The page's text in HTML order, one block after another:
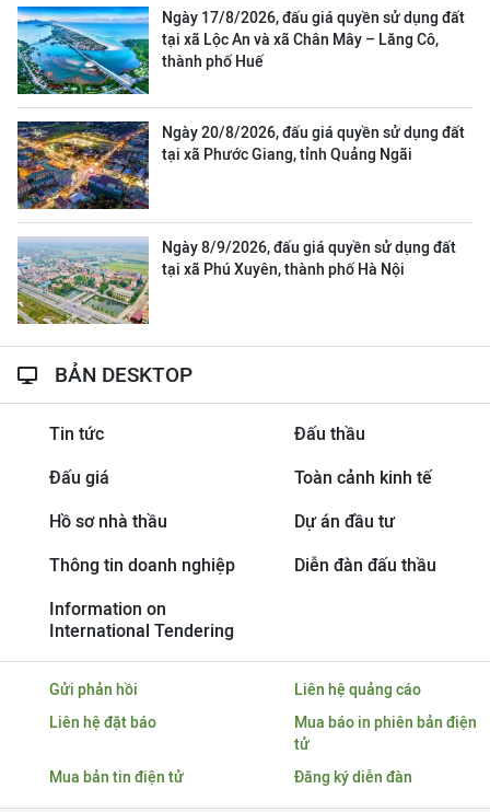
Ngày 17/8/2026, đấu giá quyền sử dụng đất
tại xã Lộc An và xã Chân Mây – Lăng Cô,
thành phố Huế
Ngày 20/8/2026, đấu giá quyền sử dụng đất
tại xã Phước Giang, tỉnh Quảng Ngãi
Ngày 8/9/2026, đấu giá quyền sử dụng đất
tại xã Phú Xuyên, thành phố Hà Nội
BẢN DESKTOP
Tin tức Đấu thầu
Đấu giá Toàn cảnh kinh tế
Hồ sơ nhà thầu Dự án đầu tư
Thông tin doanh nghiệp Diễn đàn đấu thầu
Information on
International Tendering
Gửi phản hồi
Liên hệ quảng cáo
Liên hệ đặt báo
Mua báo in phiên bản điện
tử
Mua bản tin điện tử
Đăng ký diễn đàn